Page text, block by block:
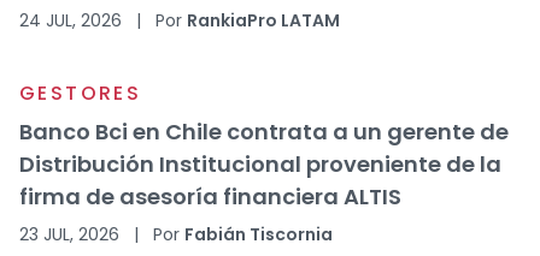
24 JUL, 2026 | Por RankiaPro LATAM
GESTORES
Banco Bci en Chile contrata a un gerente de
Distribución Institucional proveniente de la
firma de asesoría financiera ALTIS
23 JUL, 2026 | Por Fabián Tiscornia